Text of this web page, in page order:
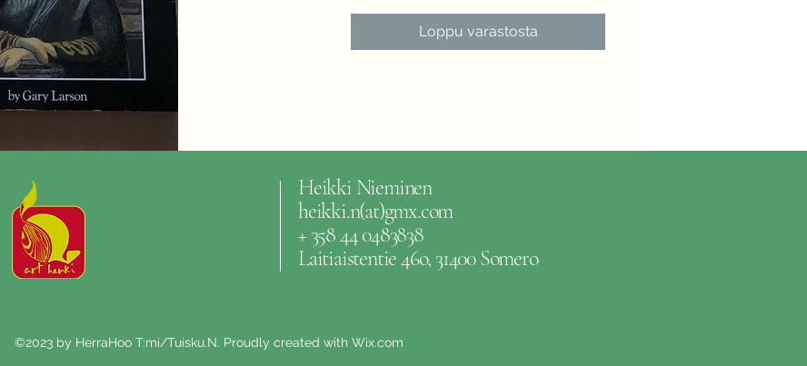
Loppu varastosta
Heikki Nieminen
heikki.n(at)gmx.com
+ 358 44 0483838
Laitiaistentie 46o, 31400 Somero
©2023 by HerraHoo T:mi/Tuisku.N. Proudly created with Wix.com